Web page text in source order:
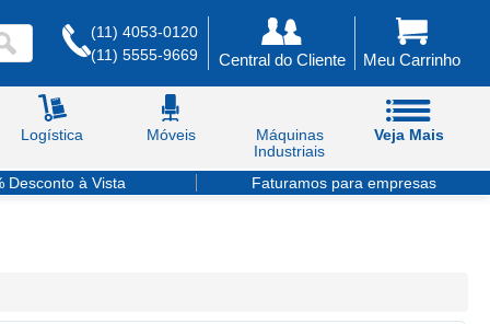
(11) 4053-0120
(11) 5555-9669
Central do Cliente Meu Carrinho
Logística Móveis
Máquinas
Industriais
Veja Mais
Desconto à Vista Faturamos para empresas